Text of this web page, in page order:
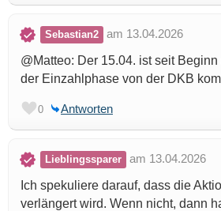
Sebastian2
am 13.04.2026
@Matteo: Der 15.04. ist seit
der Einzahlphase von der DKB
0 Antworten
Lieblingssparer
am 13.04.2026
Ich spekuliere darauf, dass die
verlängert wird. Wenn nicht, dann